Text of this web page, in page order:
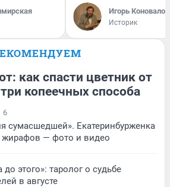
Игорь Коновалов
Историк
как спасти цветник от
копеечных способа
6
сумасшедшей». Екатеринбурженка
жирафов — фото и видео
этого»: таролог о судьбе
в августе